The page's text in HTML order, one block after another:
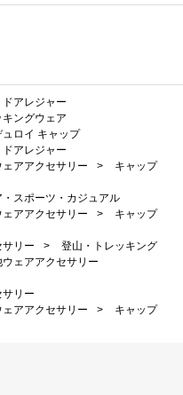
ドアレジャー
ングウェア
ュロイ キャップ
ドアレジャー
ェアアクセサリー >
キャップ
・スポーツ・カジュアル
ェアアクセサリー >
キャップ
サリー >
登山・トレッキング
ウェアアクセサリー
サリー
ェアアクセサリー >
キャップ